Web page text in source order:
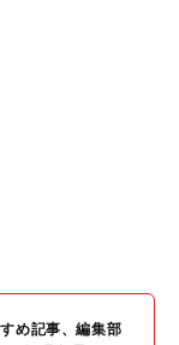
め記事、編集部